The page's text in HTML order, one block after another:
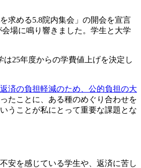
求める5.8院内集会」の開会を宣言
場に鳴り響きました。学生と大学
25年度からの学費値上げを決定し
済の負担軽減のため、公的負担の大
たことに、ある種のめぐり合わせを
うことが私にとって重要な課題とな
安を感じている学生や、返済に苦し